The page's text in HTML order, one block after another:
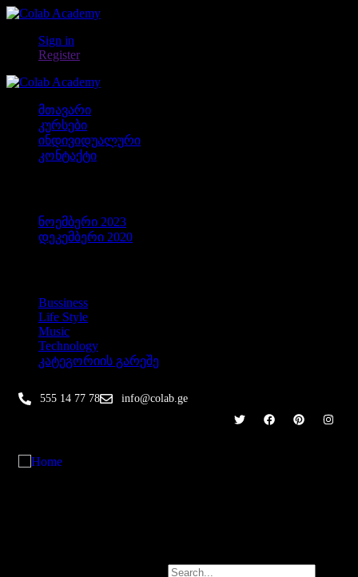
Sign in
Register
მთავარი
კურსები
ინდივიდუალური
კონტაქტი
ნოემბერი 2023
დეკემბერი 2020
Bussiness
Life Style
Music
Technology
კატეგორიის გარეშე
555 14 77 78 info@colab.ge